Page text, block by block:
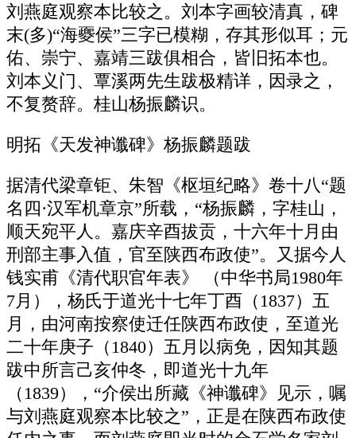
刘燕庭观察本比较之。刘本字画较清真，碑
末(多)“海夒侯”三字已模糊，存其形似耳；元
佑、崇宁、嘉靖三跋俱相合，皆旧拓本也。
刘本义门、覃溪两先生跋极精详，因录之，
不复赘辞。桂山杨振麟识。
明拓《天发神谶碑》杨振麟题跋
据清代梁章钜、朱智《枢垣纪略》卷十八“题
名四·汉军机章京”所载，“杨振麟，字桂山，
顺天宛平人。嘉庆辛酉拔贡，十六年十月由
刑部主事入值，官至陕西布政使”。又据今人
钱实甫《清代职官年表》 （中华书局1980年
7月），杨氏于道光十七年丁酉（1837）五
月，由河南按察使迁任陕西布政使，至道光
二十年庚子（1840）五月以病免，因知其题
跋中所言己亥仲冬，即道光十九年
（1839），“介侯出所藏《神谶碑》见示，嘱
与刘燕庭观察本比较之”，正是在陕西布政使